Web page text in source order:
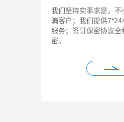
我们坚持实事求是，不
骗客户；我们提供
服务；签订保密协议全
密。